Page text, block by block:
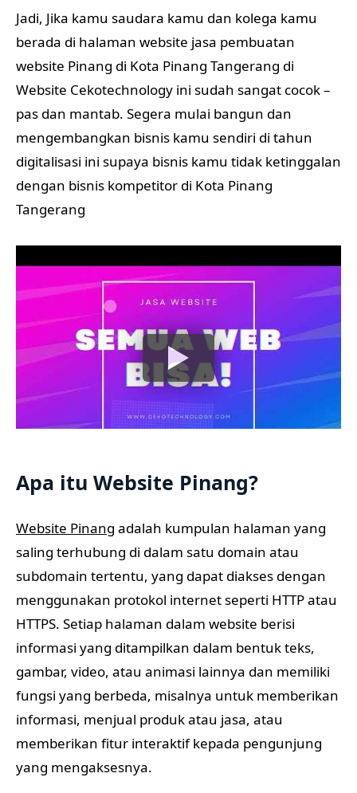
Jadi, Jika kamu saudara kamu dan kolega kamu
berada di halaman website jasa pembuatan
website Pinang di Kota Pinang Tangerang di
Website Cekotechnology ini sudah sangat cocok –
pas dan mantab. Segera mulai bangun dan
mengembangkan bisnis kamu sendiri di tahun
digitalisasi ini supaya bisnis kamu tidak ketinggalan
dengan bisnis kompetitor di Kota Pinang
Tangerang
Apa itu Website Pinang?
Website Pinang adalah kumpulan halaman yang
saling terhubung di dalam satu domain atau
subdomain tertentu, yang dapat diakses dengan
menggunakan protokol internet seperti HTTP atau
HTTPS. Setiap halaman dalam website berisi
informasi yang ditampilkan dalam bentuk teks,
gambar, video, atau animasi lainnya dan memiliki
fungsi yang berbeda, misalnya untuk memberikan
informasi, menjual produk atau jasa, atau
memberikan fitur interaktif kepada pengunjung
yang mengaksesnya.